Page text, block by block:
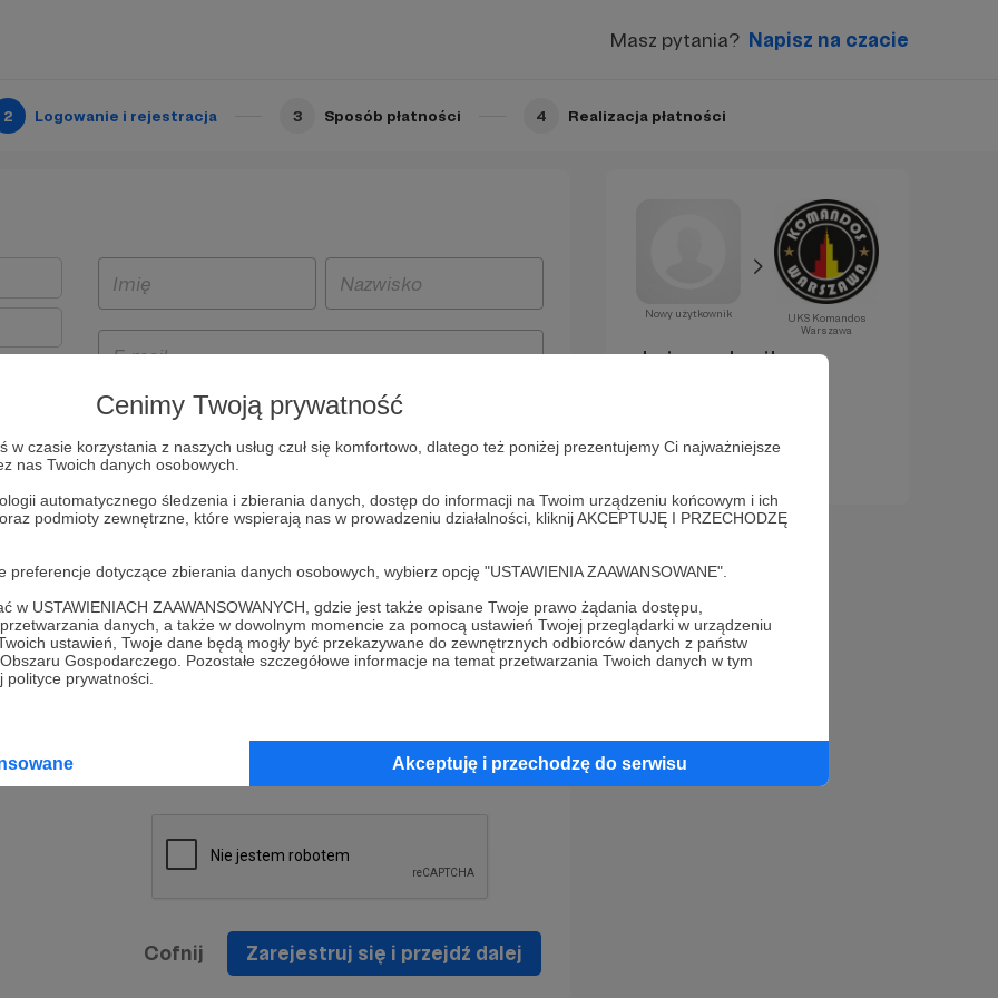
Cenimy Twoją prywatność
w czasie korzystania z naszych usług czuł się komfortowo, dlatego też poniżej prezentujemy Ci najważniejsze
nas Twoich danych osobowych.
automatycznego śledzenia i zbierania danych, dostęp do informacji na Twoim urządzeniu końcowym i ich
podmioty zewnętrzne, które wspierają nas w prowadzeniu działalności, kliknij AKCEPTUJĘ I PRZECHODZĘ
dotyczące zbierania danych osobowych, wybierz opcję "USTAWIENIA ZAAWANSOWANE".
w USTAWIENIACH ZAAWANSOWANYCH, gdzie jest także opisane Twoje prawo żądania dostępu,
danych, a także w dowolnym momencie za pomocą ustawień Twojej przeglądarki w urządzeniu
ustawień, Twoje dane będą mogły być przekazywane do zewnętrznych odbiorców danych z państw
Gospodarczego. Pozostałe szczegółowe informacje na temat przetwarzania Twoich danych w tym
prywatności.
Akceptuję i przechodzę do serwisu
Masz pytania? Napisz na czacie
2 Logowanie i rejestracja 3 Sposób płatności 4 Realizacja płatności
i
będą
z
prawo
na
Politykę Prywatności
* Wyrażam zgodę na przetwarzanie moich danych
osobowych podanych w formularzu rejestracyjnym w celu
prawidłowego świadczenia usług serwisu Patronite.
informacji handlowych - newslettera. Opcja ta może zostać
Cofnij Zarejestruj się i przejdź dalej
Nowy użytkownik
UKS Komandos
Warszawa
Już za chwilę